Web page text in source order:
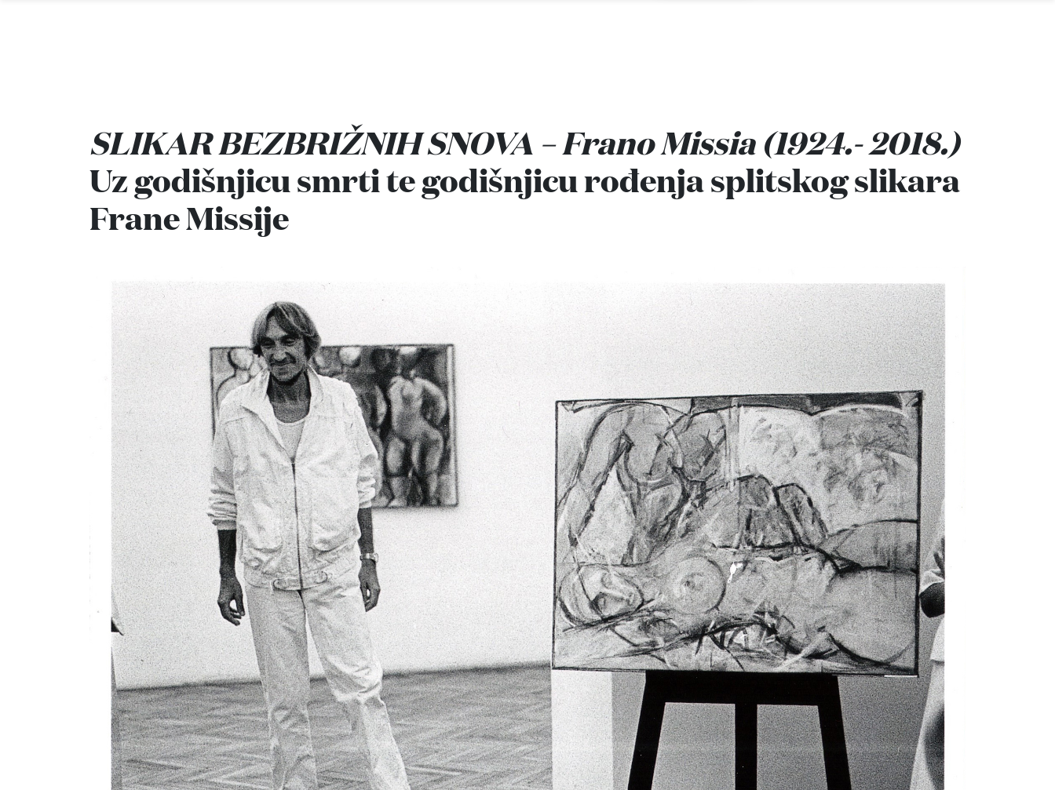
SLIKAR BEZBRIŽNIH SNOVA – Frano Missia (1924.- 2018.)
Uz godišnjicu smrti te godišnjicu rođenja splitskog slikara
Frane Missije